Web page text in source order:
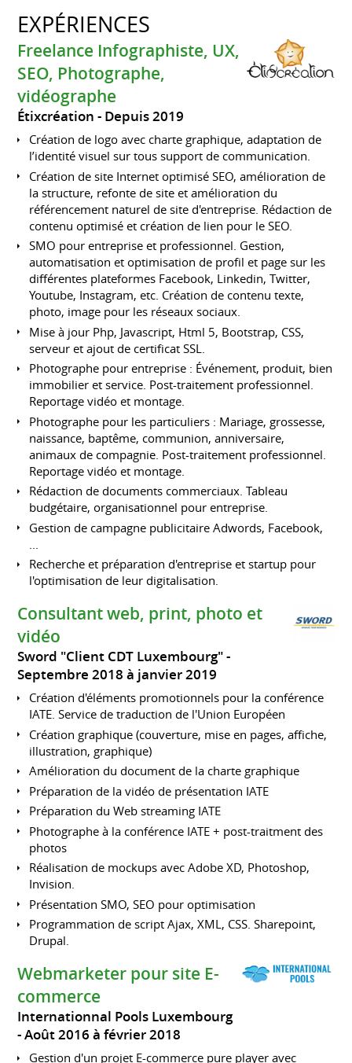
EXPÉRIENCES
Freelance Infographiste, UX,
SEO, Photographe,
vidéographe
Étixcréation Depuis 2019
Création de logo avec charte graphique, adaptation de
l’identité visuel sur tous support de communication.
Création de site Internet optimisé SEO, amélioration de
la structure, refonte de site et amélioration du
référencement naturel de site d'entreprise. Rédaction de
contenu optimisé et création de lien pour le SEO.
SMO pour entreprise et professionnel. Gestion,
automatisation et optimisation de profil et page sur les
différentes plateformes Facebook, Linkedin, Twitter,
Youtube, Instagram, etc. Création de contenu texte,
photo, image pour les réseaux sociaux.
Mise à jour Php, Javascript, Html 5, Bootstrap, CSS,
serveur et ajout de certificat SSL.
Photographe pour entreprise : Événement, produit, bien
immobilier et service. Post-traitement professionnel.
Reportage vidéo et montage.
Photographe pour les particuliers : Mariage, grossesse,
naissance, baptême, communion, anniversaire,
animaux de compagnie. Post-traitement professionnel.
Reportage vidéo et montage.
Rédaction de documents commerciaux. Tableau
budgétaire, organisationnel pour entreprise.
Gestion de campagne publicitaire Adwords, Facebook,
Recherche et préparation d'entreprise et startup pour
l'optimisation de leur digitalisation.
Consultant web, print, photo et
vidéo
Sword "Client CDT Luxembourg"
Septembre 2018 à janvier 2019
Création d'éléments promotionnels pour la conférence
IATE. Service de traduction de l'Union Européen
Création graphique (couverture, mise en pages, affiche,
illustration, graphique)
Amélioration du document de la charte graphique
Préparation de la vidéo de présentation IATE
Préparation du Web streaming IATE
Photographe à la conférence IATE + post-traitment des
photos
Réalisation de mockups avec Adobe XD, Photoshop,
Invision.
Présentation SMO, SEO pour optimisation
Programmation de script Ajax, XML, CSS. Sharepoint,
Drupal.
Webmarketer pour site E-
commerce
Internationnal Pools Luxembourg
Août 2016 à février 2018
Gestion d'un projet E-commerce pure player avec